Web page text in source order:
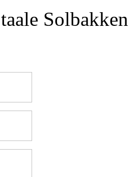
Solbakken